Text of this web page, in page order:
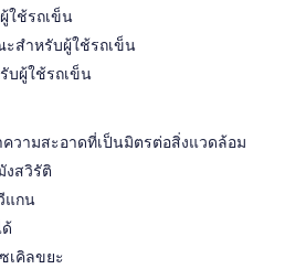
ใช้รถเข็น
สำหรับผู้ใช้รถเข็น
บผู้ใช้รถเข็น
ามสะอาดที่เป็นมิตรต่อสิ่งแวดล้อม
งสวิรัติ
แกน
เคิลขยะ